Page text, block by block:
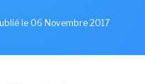
le 06 Novembre 2017